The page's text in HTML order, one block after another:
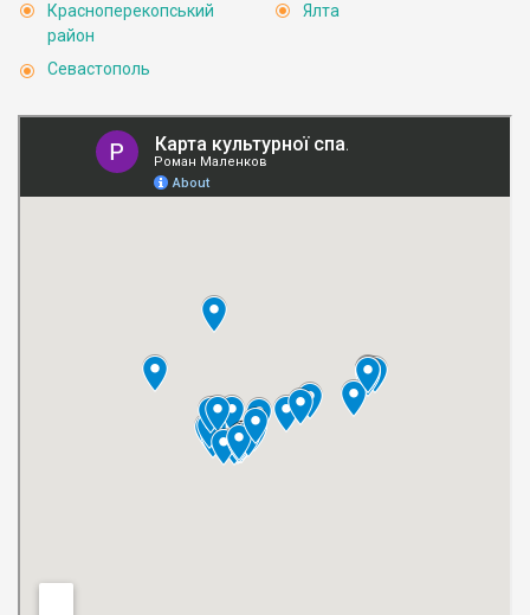
Красноперекопський
район
Севастополь
Ялта